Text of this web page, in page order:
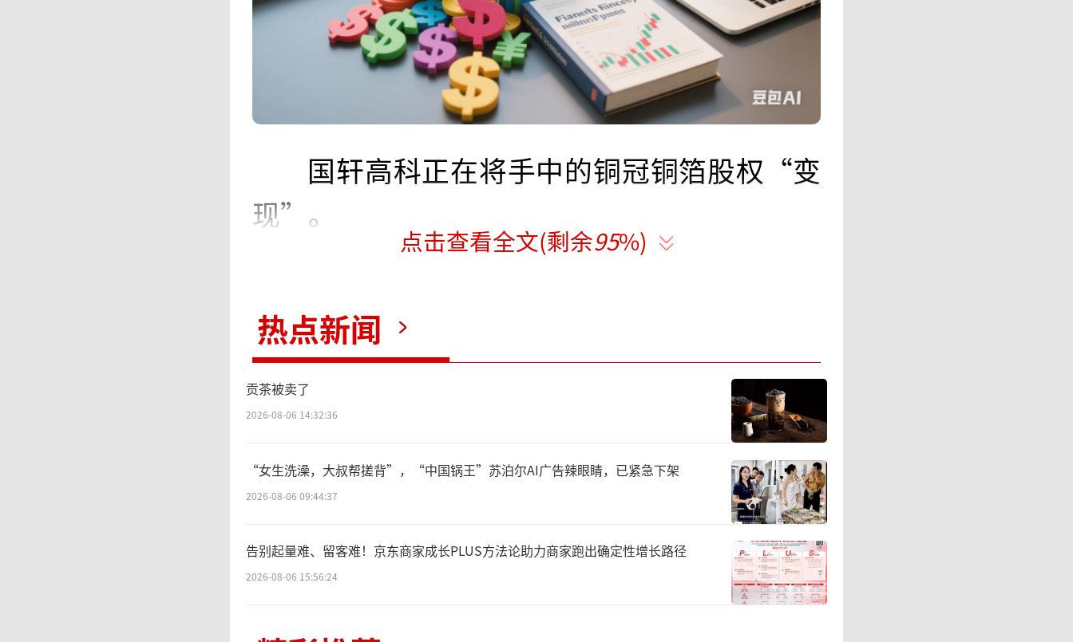
国轩高科正在将手中的铜冠铜箔股权“变
现”。
合肥国轩在上半年累计卖出铜冠铜箔839.95万
股股份，成交金额8.29亿元。从数额来看，这
笔款项份量不小，其所对应的交易收益已经占
公司2025年度净利润的10%以上。
资料显示，铜冠铜箔可谓是“当红炸子
鸡”，其置身AI通胀核心环节之一的电子铜箔
领域，近两年多以来市值已从不足70亿跨越至
点击查看全文(剩余95%)
热点新闻
贡茶被卖了
2026-08-06 14:32:36
“女生洗澡，大叔帮搓背”，“中国锅王”苏泊尔AI广告辣眼睛，已紧急下架
2026-08-06 09:44:37
告别起量难、留客难！京东商家成长PLUS方法论助力商家跑出确定性增长路径
2026-08-06 15:56:24